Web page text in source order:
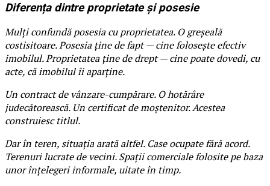
Diferența dintre proprietate și posesie
Mulți confundă posesia cu proprietatea. O greșeală
costisitoare. Posesia ține de fapt — cine folosește efectiv
imobilul. Proprietatea ține de drept — cine poate dovedi, cu
acte, că imobilul îi aparține.
Un contract de vânzare-cumpărare. O hotărâre
judecătorească. Un certificat de moștenitor. Acestea
construiesc titlul.
Dar în teren, situația arată altfel. Case ocupate fără acord.
Terenuri lucrate de vecini. Spații comerciale folosite pe baza
unor înțelegeri informale, uitate în timp.